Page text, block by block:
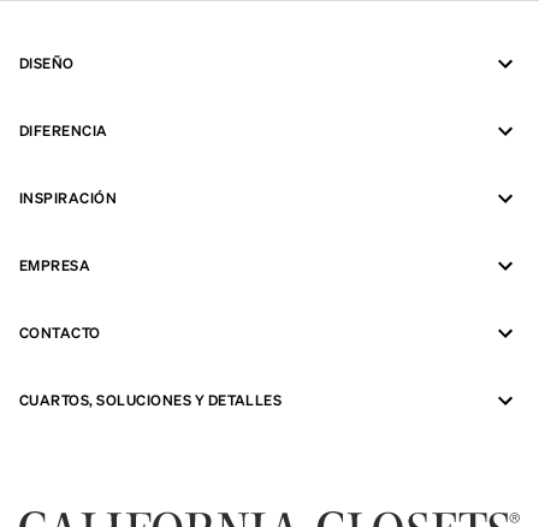
DISEÑO
DIFERENCIA
INSPIRACIÓN
EMPRESA
CONTACTO
CUARTOS, SOLUCIONES Y DETALLES